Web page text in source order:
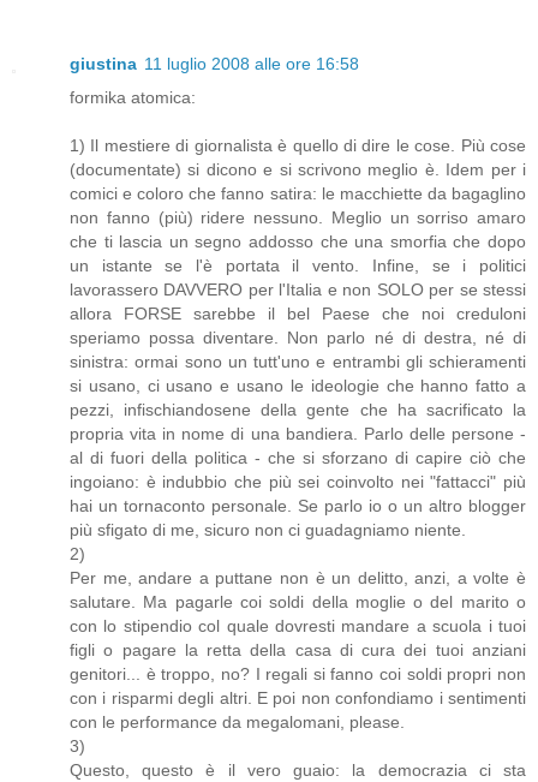
giustina 11 luglio 2008 alle ore 16:58
formika atomica:
1) Il mestiere di giornalista è quello di dire le cose. Più cose
(documentate) si dicono e si scrivono meglio è. Idem per i
comici e coloro che fanno satira: le macchiette da bagaglino
non fanno (più) ridere nessuno. Meglio un sorriso amaro
che ti lascia un segno addosso che una smorfia che dopo
un istante se l'è portata il vento. Infine, se i politici
lavorassero DAVVERO per l'Italia e non SOLO per se stessi
allora FORSE sarebbe il bel Paese che noi creduloni
speriamo possa diventare. Non parlo né di destra, né di
sinistra: ormai sono un tutt'uno e entrambi gli schieramenti
si usano, ci usano e usano le ideologie che hanno fatto a
pezzi, infischiandosene della gente che ha sacrificato la
propria vita in nome di una bandiera. Parlo delle persone -
al di fuori della politica - che si sforzano di capire ciò che
ingoiano: è indubbio che più sei coinvolto nei "fattacci" più
hai un tornaconto personale. Se parlo io o un altro blogger
più sfigato di me, sicuro non ci guadagniamo niente.
2)
Per me, andare a puttane non è un delitto, anzi, a volte è
salutare. Ma pagarle coi soldi della moglie o del marito o
con lo stipendio col quale dovresti mandare a scuola i tuoi
figli o pagare la retta della casa di cura dei tuoi anziani
genitori... è troppo, no? I regali si fanno coi soldi propri non
con i risparmi degli altri. E poi non confondiamo i sentimenti
con le performance da megalomani, please.
3)
Questo, questo è il vero guaio: la democrazia ci sta